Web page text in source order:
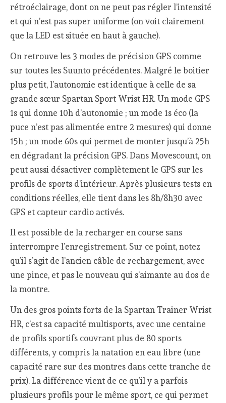
rétroéclairage, dont on ne peut pas régler l’intensité
et qui n’est pas super uniforme (on voit clairement
que la LED est située en haut à gauche).
On retrouve les 3 modes de précision GPS comme
sur toutes les Suunto précédentes. Malgré le boitier
plus petit, l’autonomie est identique à celle de sa
grande sœur Spartan Sport Wrist HR. Un mode GPS
1s qui donne 10h d’autonomie ; un mode 1s éco (la
puce n’est pas alimentée entre 2 mesures) qui donne
15h ; un mode 60s qui permet de monter jusqu’à 25h
en dégradant la précision GPS. Dans Movescount, on
peut aussi désactiver complètement le GPS sur les
profils de sports d’intérieur. Après plusieurs tests en
conditions réelles, elle tient dans les 8h/8h30 avec
GPS et capteur cardio activés.
Il est possible de la recharger en course sans
interrompre l’enregistrement. Sur ce point, notez
qu’il s’agit de l’ancien câble de rechargement, avec
une pince, et pas le nouveau qui s’aimante au dos de
la montre.
Un des gros points forts de la Spartan Trainer Wrist
HR, c’est sa capacité multisports, avec une centaine
de profils sportifs couvrant plus de 80 sports
différents, y compris la natation en eau libre (une
capacité rare sur des montres dans cette tranche de
prix). La différence vient de ce qu’il y a parfois
plusieurs profils pour le même sport, ce qui permet